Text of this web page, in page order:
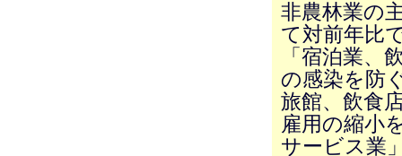
非農林業の
て対前年比
「宿泊業、
の感染を防
旅館、飲食
雇用の縮小
サービス業